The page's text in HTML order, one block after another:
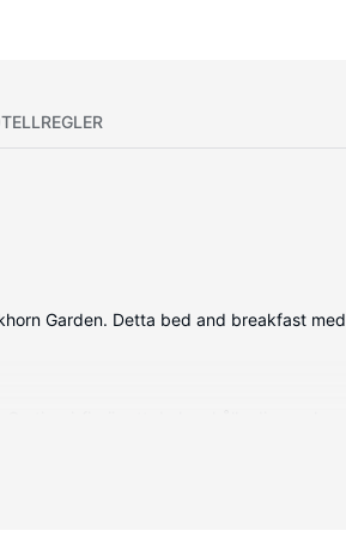
Garden. Detta bed and breakfast med